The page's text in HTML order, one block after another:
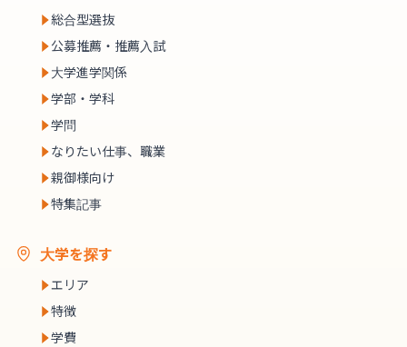
総合型選抜
公募推薦・推薦入試
大学進学関係
学部・学科
学問
なりたい仕事、職業
親御様向け
特集記事
大学を探す
エリア
特徴
学費